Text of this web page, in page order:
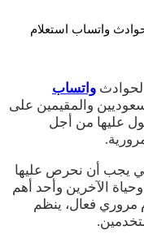
واتساب
السعوديين والمقيمين على
عليها من أجل
يجب أن نحرص عليها
الآخرين وأحد أهم
مروري فعال، ينظم